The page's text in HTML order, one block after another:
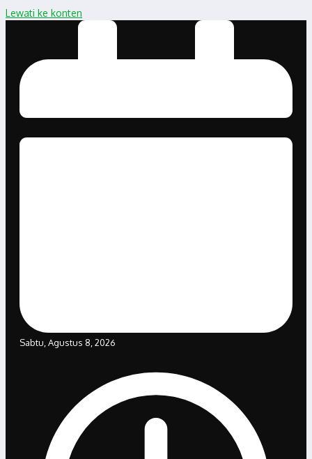
Lewati ke konten
Sabtu, Agustus 8, 2026